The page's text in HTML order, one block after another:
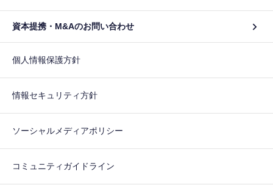
資本提携・M&Aのお問い合わせ
個人情報保護方針
情報セキュリティ方針
ソーシャルメディアポリシー
コミュニティガイドライン